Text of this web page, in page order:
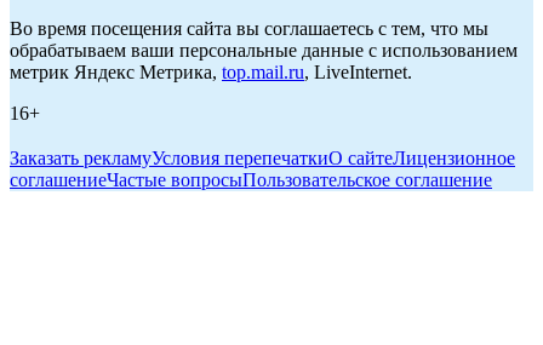
Во время посещения сайта вы соглашаетесь с тем, что мы
обрабатываем ваши персональные данные с использованием
метрик Яндекс Метрика, top.mail.ru, LiveInternet.
16+
Заказать рекламуУсловия перепечаткиО сайтеЛицензионное
соглашениеЧастые вопросыПользовательское соглашение